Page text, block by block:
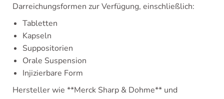
Darreichungsformen zur Verfügung, einschließlich:
Tabletten
Kapseln
Suppositorien
Orale Suspension
Injizierbare Form
Hersteller wie **Merck Sharp & Dohme** und